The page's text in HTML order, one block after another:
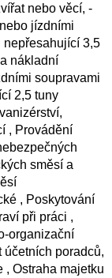
nebo věcí, -
jízdními
nepřesahující 3,5
nákladní
soupravami
2,5 tuny
, Provádění
směsí a
, Poskytování
při práci ,
organizační
poradců,
Ostraha majetku